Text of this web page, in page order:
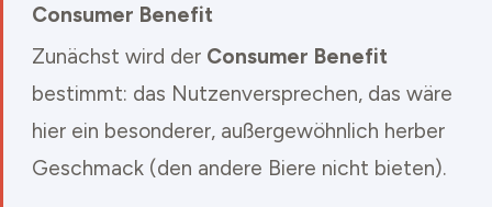
Consumer Benefit
Zunächst wird der Consumer Benefit
bestimmt: das Nutzenversprechen, das wäre
hier ein besonderer, außergewöhnlich herber
Geschmack (den andere Biere nicht bieten).